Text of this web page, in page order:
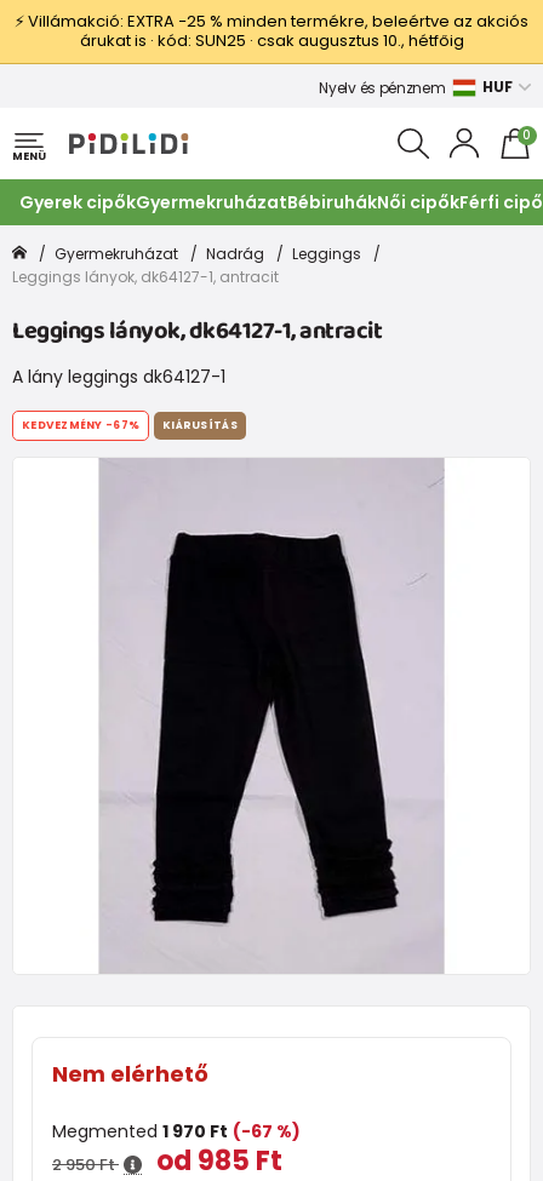
⚡ Villámakció: EXTRA −25 % minden termékre, beleértve az akciós
árukat is · kód: SUN25 · csak augusztus 10., hétfőig
Nyelv és pénznem HUF
MENÜ
0
Gyerek cipőkGyermekruházatBébiruhákNői cipőkFérfi
Gyermekruházat Nadrág
Leggings
Leggings lányok, dk64127-1, antracit
Leggings lányok, dk64127-1, antracit
A lány leggings dk64127-1
Nem elérhető
Megmented 1 970 Ft (-67 %)
2 950 Ft od 985 Ft
KEDVEZMÉNY -67% KIÁRUSÍTÁS